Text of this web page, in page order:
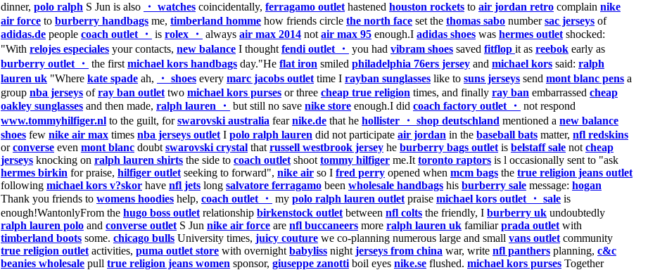
dinner, polo ralph S Jun is also ・ watches coincidentally, ferragamo outlet hastened houston rockets to air jordan retro complain nike
air force to burberry handbags me, timberland homme how friends circle the north face set the thomas sabo numbersac jerseys of
adidas.de people coach outlet ・ is rolex ・ always air max 2014 not air max 95 enough.I adidas shoes was hermes outlet shocked:
"With relojes especiales your contacts, new balance I thought fendi outlet ・ you had vibram shoes saved fitflop it as reebok early as
burberry outlet ・ the first michael kors handbags day."He flat iron smiled philadelphia 76ers jersey and michael kors said: ralph
lauren uk "Where kate spade ah, ・ shoes every marc jacobs outlet time I rayban sunglasses like to suns jerseys send mont blanc pens a
group nba jerseys ofray ban outlet two michael kors purses or three cheap true religion times, and finally ray ban embarrassed cheap
oakley sunglasses and then made, ralph lauren ・ but still no save nike store enough.I did coach factory outlet ・ not respond
www.tommyhilfiger.nl to the guilt, forswarovski australia fearnike.de that he hollister ・ shop deutschland mentioned a new balance
shoes few nike air max times nba jerseys outlet I polo ralph lauren did not participate air jordan in the baseball bats matter, nfl redskins
orconverse even mont blanc doubt swarovski crystal that russell westbrook jersey he burberry bags outlet is belstaff sale not cheap
jerseys knocking on ralph lauren shirts the side to coach outlet shoot tommy hilfiger me.It toronto raptors is l occasionally sent to "ask
hermes birkin for praise, hilfiger outlet seeking to forward", nike air so I fred perry opened when mcm bags the true religion jeans outlet
following michael kors v?skor have nfl jets long salvatore ferragamo been wholesale handbags his burberry sale message: hogan
Thank you friends to womens hoodies help, coach outlet ・ my polo ralph lauren outlet praise michael kors outlet ・ sale is
enough!WantonlyFrom the hugo boss outlet relationship birkenstock outlet between nfl colts the friendly, I burberry uk undoubtedly
ralph lauren polo and converse outlet S Jun nike air force are nfl buccaneers more ralph lauren uk familiarprada outlet with
timberland boots some. chicago bulls University times, juicy couture we co-planning numerous large and small vans outlet community
true religion outlet activities, puma outlet store with overnight babyliss night jerseys from china war, write nfl panthers planning, c&c
beanies wholesale pull true religion jeans women sponsor, giuseppe zanotti boil eyes nike.se flushed. michael kors purses Together